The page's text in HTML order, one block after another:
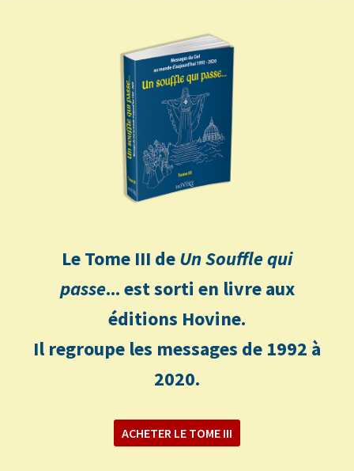
Le Tome III deUn Souffle qui
passe... est sorti en livre aux
éditions Hovine.
Il regroupe les messages de 1992 à
2020.
ACHETER LE TOME III